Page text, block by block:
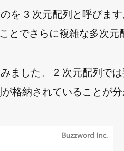
を 3 次元配列と呼びま
でさらに複雑な多次元
ました。 2 次元配列で
格納されていることが分